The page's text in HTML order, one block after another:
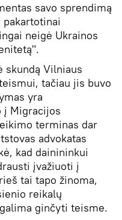
savo sprendimą
neigė Ukrainos
skundą Vilniaus
tačiau jis buvo
yra
į Migracijos
terminas dar
advokatas
kad dainininkui
įvažiuoti į
tai tapo žinoma,
reikalų
ginčyti teisme.